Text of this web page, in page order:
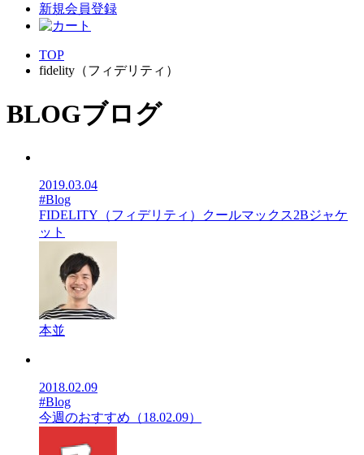
新規会員登録
TOP
fidelity（フィデリティ）
BLOGブログ
2019.03.04
#Blog
FIDELITY（フィデリティ）クールマックス2Bジャケ
ット
本並
2018.02.09
#Blog
今週のおすすめ（18.02.09）